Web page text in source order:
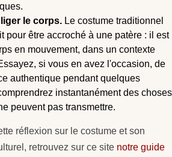
le corps. Le costume traditionnel
pour être accroché à une patère : il est
en mouvement, dans un contexte
si vous en avez l'occasion, de
authentique pendant quelques
instantanément des choses
peuvent pas transmettre.
réflexion sur le costume et son
retrouvez sur ce site notre guide